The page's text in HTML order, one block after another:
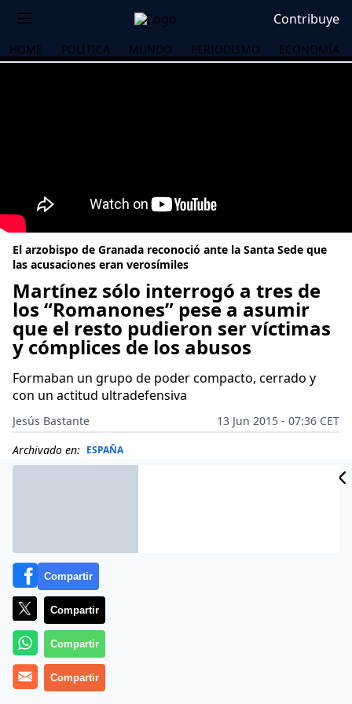
Contribuye
HOME POLÍTICA MUNDO PERIODISMO ECONOMÍA
El arzobispo de Granada reconoció ante la Santa Sede que
las acusaciones eran verosímiles
Martínez sólo interrogó a tres de
los “Romanones” pese a asumir
que el resto pudieron ser víctimas
y cómplices de los abusos
Formaban un grupo de poder compacto, cerrado y
con un actitud ultradefensiva
Jesús Bastante
13 Jun 2015 - 07:36 CET
Archivado en: ESPAÑA
Compartir
Compartir
Compartir
Compartir